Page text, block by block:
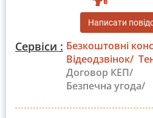
Написати
Сервіси : Безкоштовні
Відеодзвінок/
Договор КЕП/
Безпечна угода/